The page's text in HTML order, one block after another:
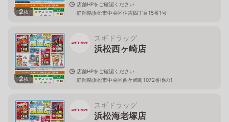
2枚
店舗HPをご確認ください
静岡県浜松市中央区住吉四丁目15番1号
2枚
スギドラッグ
浜松西ヶ崎店
店舗HPをご確認ください
静岡県浜松市中央区西ケ崎町1072番地の1
スギドラッグ
浜松海老塚店